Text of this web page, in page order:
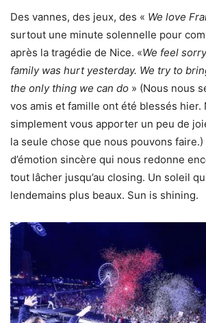
Des vannes, des jeux, des « We love
surtout une minute solennelle pour
après la tragédie de Nice. «We feel
family was hurt yesterday. We try to
the only thing we can do » (Nous nous
vos amis et famille ont été blessés hier.
simplement vous apporter un peu de
la seule chose que nous pouvons
d’émotion sincère qui nous redonne
tout lâcher jusqu’au closing. Un soleil
lendemains plus beaux. Sun is shining.